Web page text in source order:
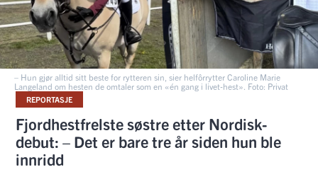
– Hun gjør alltid sitt beste for rytteren sin, sier helfôrrytter Caroline Marie
Langeland om hesten de omtaler som en «én gang i livet-hest». Foto: Privat
REPORTASJE
Fjordhestfrelste søstre etter Nordisk-
debut: – Det er bare tre år siden hun ble
innridd